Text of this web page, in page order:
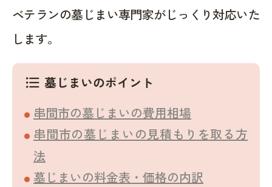
ベテランの墓じまい専門家がじっくり対応いた
します。
format_list_bulleted 墓じまいのポイント
串間市の墓じまいの費用相場
串間市の墓じまいの見積もりを取る方
法
墓じまいの料金表・価格の内訳